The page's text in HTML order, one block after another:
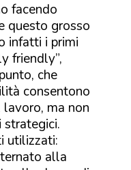
facendo
questo grosso
infatti i primi
friendly”,
che
consentono
ma non
strategici.
utilizzati:
alla